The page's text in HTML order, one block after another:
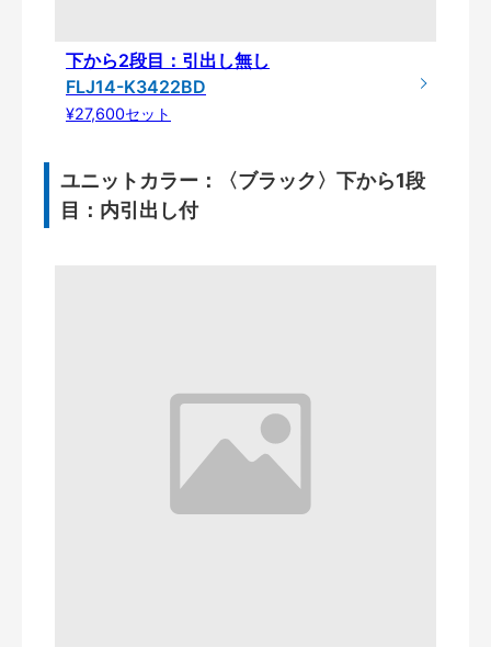
下から2段目：引出し無し
FLJ14-K3422BD
¥27,600セット
ユニットカラー：〈ブラック〉下から1段
目：内引出し付